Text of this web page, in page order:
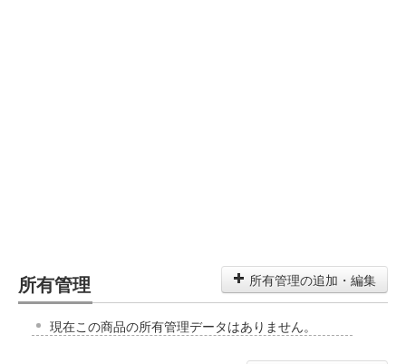
所有管理 所有管理の追加・編集
現在この商品の所有管理データはありません。